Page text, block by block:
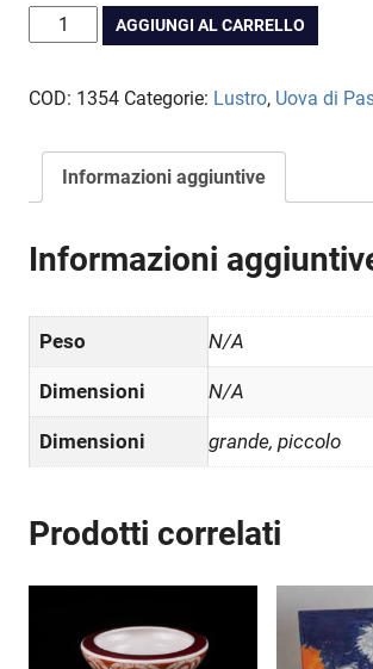
a
CHF 48.00
Uovo
veduta
Lugano
AGGIUNGI AL CARRELLO
COD: 1354 Categorie: Lustro, Uova di
Informazioni aggiuntive
Informazioni
Peso N/A
Dimensioni N/A
Dimensioni grande, piccolo
Prodotti correlati